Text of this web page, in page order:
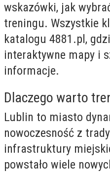
wskazówki, jak
treningu. Wszystkie
katalogu 4881.pl,
interaktywne mapy i
informacje.
Dlaczego warto
Lublin to miasto
nowoczesność z
infrastruktury
powstało wiele